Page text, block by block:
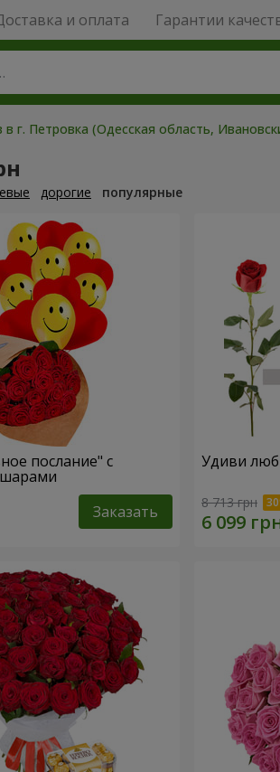
и оплата Гарантии
г. Петровка (Одесская область,
дорогие популярные
послание" с
Заказать
Удиви
8 713 грн